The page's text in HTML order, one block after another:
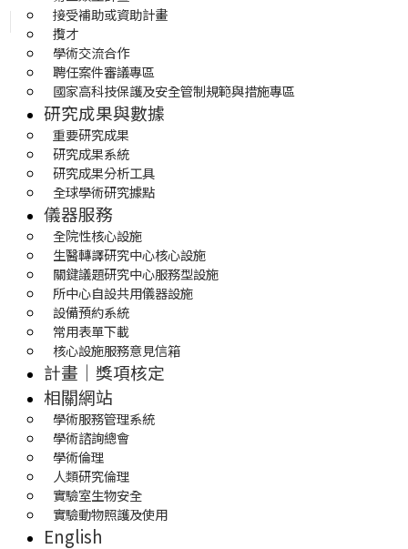
接受補助或資助計畫
攬才
學術交流合作
聘任案件審議專區
國家高科技保護及安全管制規範與措施專區
研究成果與數據
重要研究成果
研究成果系統
研究成果分析工具
全球學術研究據點
儀器服務
全院性核心設施
生醫轉譯研究中心核心設施
關鍵議題研究中心服務型設施
所中心自設共用儀器設施
設備預約系統
常用表單下載
核心設施服務意見信箱
計畫｜獎項核定
相關網站
學術服務管理系統
學術諮詢總會
學術倫理
人類研究倫理
實驗室生物安全
實驗動物照護及使用
English